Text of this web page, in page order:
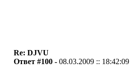
Re: DJVU
Ответ #100 -08.03.2009 :: 18:42:09